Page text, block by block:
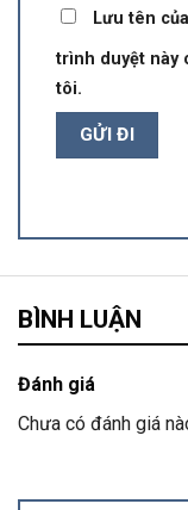
Lưu tên
trình duyệt này
tôi.
BÌNH LUẬN
Đánh giá
Chưa có đánh giá